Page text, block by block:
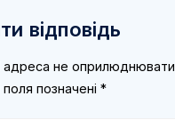
відповідь
не
поля позначені *